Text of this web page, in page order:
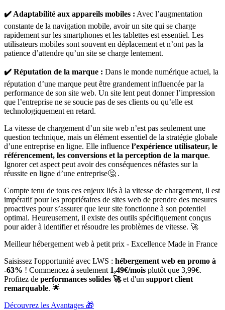
✔️ Adaptabilité aux appareils mobiles : Avec l’augmentation
constante de la navigation mobile, avoir un site qui se charge
rapidement sur les smartphones et les tablettes est essentiel. Les
utilisateurs mobiles sont souvent en déplacement et n’ont pas la
patience d’attendre qu’un site se charge lentement.
✔️ Réputation de la marque : Dans le monde numérique actuel, la
réputation d’une marque peut être grandement influencée par la
performance de son site web. Un site lent peut donner l’impression
que l’entreprise ne se soucie pas de ses clients ou qu’elle est
technologiquement en retard.
La vitesse de chargement d’un site web n’est pas seulement une
question technique, mais un élément essentiel de la stratégie globale
d’une entreprise en ligne. Elle influence l’expérience utilisateur, le
référencement, les conversions et la perception de la marque.
Ignorer cet aspect peut avoir des conséquences néfastes sur la
réussite en ligne d’une entreprise🤔 .
Compte tenu de tous ces enjeux liés à la vitesse de chargement, il est
impératif pour les propriétaires de sites web de prendre des mesures
proactives pour s’assurer que leur site fonctionne à son potentiel
optimal. Heureusement, il existe des outils spécifiquement conçus
pour aider à identifier et résoudre les problèmes de vitesse. 🚀
Meilleur hébergement web à petit prix - Excellence Made in France
Saisissez l'opportunité avec LWS : hébergement web en promo à
-63% ! Commencez à seulement 1,49€/mois plutôt que 3,99€.
Profitez de performances solides 🚀et d'un support client
remarquable. 🌟
Découvrez les Avantages 🎁